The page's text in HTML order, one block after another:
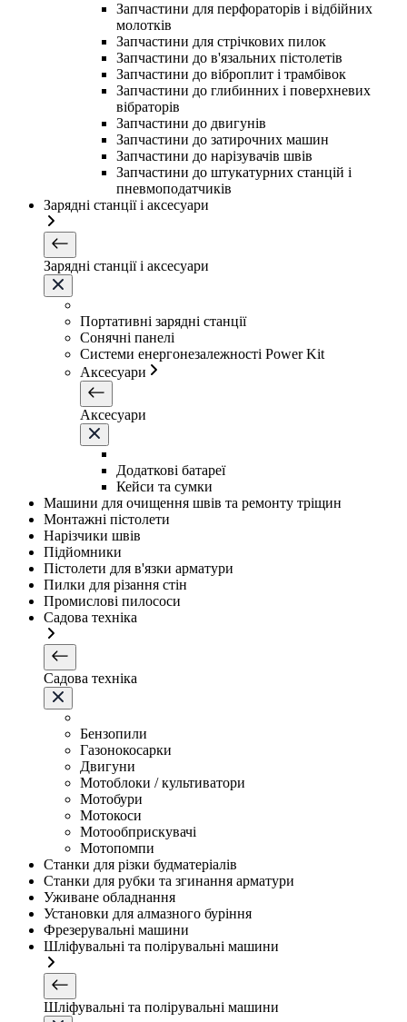
Запчастини для перфораторів і відбійних
молотків
Запчастини для стрічкових пилок
Запчастини до в'язальних пістолетів
Запчастини до віброплит і трамбівок
Запчастини до глибинних і поверхневих
вібраторів
Запчастини до двигунів
Запчастини до затирочних машин
Запчастини до нарізувачів швів
Запчастини до штукатурних станцій і
пневмоподатчиків
Зарядні станції і аксесуари
Зарядні станції і аксесуари
Портативні зарядні станції
Сонячні панелі
Системи енергонезалежності Power Kit
Аксесуари
Аксесуари
Додаткові батареї
Кейси та сумки
Машини для очищення швів та ремонту тріщин
Монтажні пістолети
Нарізчики швів
Підйомники
Пістолети для в'язки арматури
Пилки для різання стін
Промислові пилососи
Садова техніка
Садова техніка
Бензопили
Газонокосарки
Двигуни
Мотоблоки / культиватори
Мотобури
Мотокоси
Мотообприскувачі
Мотопомпи
Станки для різки будматеріалів
Станки для рубки та згинання арматури
Уживане обладнання
Установки для алмазного буріння
Фрезерувальні машини
Шліфувальні та полірувальні машини
Шліфувальні та полірувальні машини